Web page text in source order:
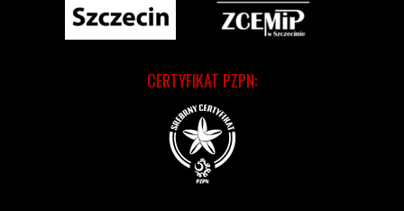
CERTYFIKAT PZPN: